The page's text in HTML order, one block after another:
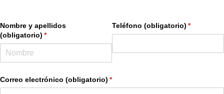
Nombre y apellidos
(obligatorio) *
(required)
Teléfono (obligatorio) *
(required)
Correo electrónico (obligatorio) *
(required)